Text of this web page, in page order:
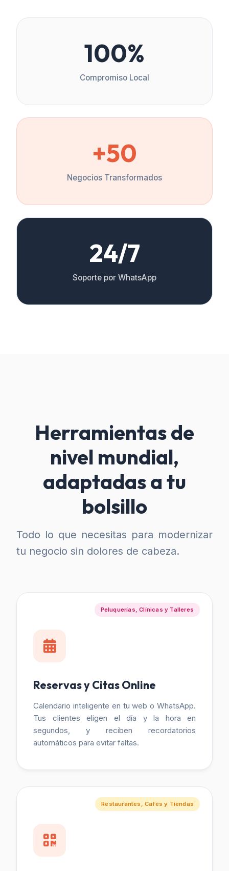
100%
Compromiso Local
+50
Negocios Transformados
24/7
Soporte por WhatsApp
Herramientas de
nivel mundial,
adaptadas a tu
bolsillo
Todo lo que necesitas para modernizar
tu negocio sin dolores de cabeza.
Peluquerías, Clínicas y Talleres
Reservas y Citas Online
Calendario inteligente en tu web o WhatsApp.
Tus clientes eligen el día y la hora en
segundos, y reciben recordatorios
automáticos para evitar faltas.
Restaurantes, Cafés y Tiendas